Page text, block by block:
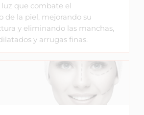
que combate el
de la piel, mejorando su
y eliminando las manchas,
y arrugas finas.